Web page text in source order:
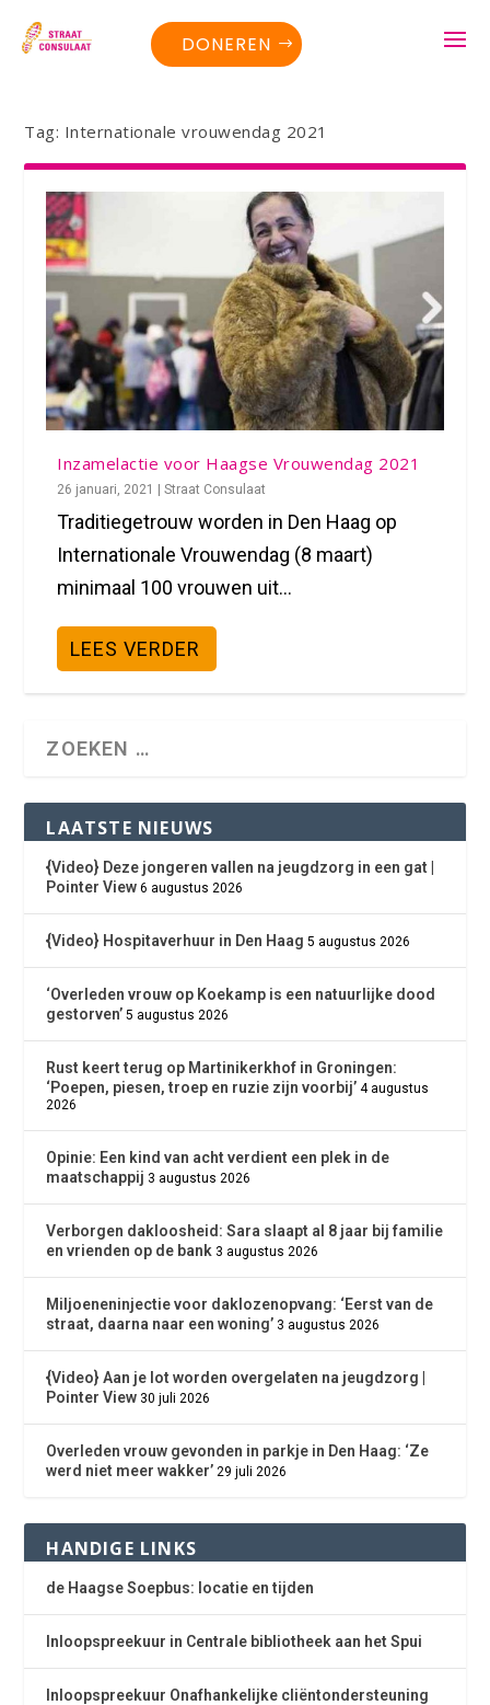
DONEREN
Tag: Internationale vrouwendag 2021
Inzamelactie voor Haagse Vrouwendag 2021
26 januari, 2021 |Straat Consulaat
Traditiegetrouw worden in Den Haag op
Internationale Vrouwendag (8 maart)
minimaal 100 vrouwen uit...
LEES VERDER
LAATSTE NIEUWS
{Video} Deze jongeren vallen na jeugdzorg in een gat |
Pointer View 6 augustus 2026
{Video} Hospitaverhuur in Den Haag 5 augustus 2026
‘Overleden vrouw op Koekamp is een natuurlijke dood
gestorven’ 5 augustus 2026
Rust keert terug op Martinikerkhof in Groningen:
‘Poepen, piesen, troep en ruzie zijn voorbij’ 4 augustus
2026
Opinie: Een kind van acht verdient een plek in de
maatschappij 3 augustus 2026
Verborgen dakloosheid: Sara slaapt al 8 jaar bij familie
en vrienden op de bank 3 augustus 2026
Miljoeneninjectie voor daklozenopvang: ‘Eerst van de
straat, daarna naar een woning’ 3 augustus 2026
{Video} Aan je lot worden overgelaten na jeugdzorg |
Pointer View 30 juli 2026
Overleden vrouw gevonden in parkje in Den Haag: ‘Ze
werd niet meer wakker’ 29 juli 2026
HANDIGE LINKS
de Haagse Soepbus: locatie en tijden
Inloopspreekuur in Centrale bibliotheek aan het Spui
Inloopspreekuur Onafhankelijke cliëntondersteuning